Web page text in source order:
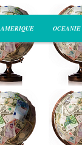
AMERIQUE OCEANIE